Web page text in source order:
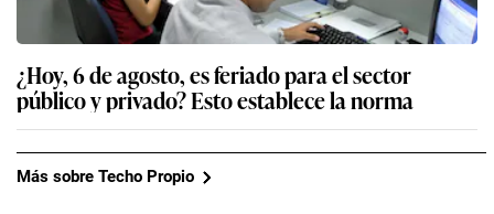
¿Hoy, 6 de agosto, es feriado para el sector
público y privado? Esto establece la norma
Más sobre Techo Propio